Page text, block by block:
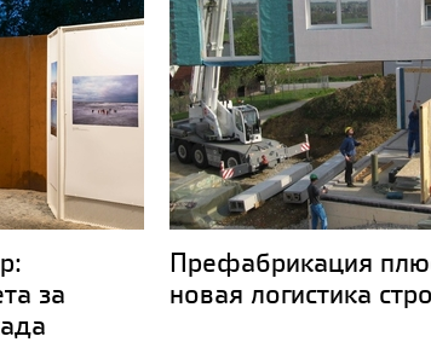
за
Префабрикация
новая логистика